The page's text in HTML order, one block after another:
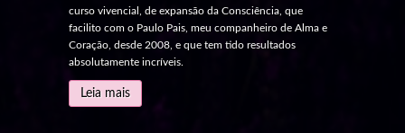
curso vivencial, de expansão da Consciência, que
facilito com o Paulo Pais, meu companheiro de Alma e
Coração, desde 2008, e que tem tido resultados
absolutamente incríveis.
Leia mais